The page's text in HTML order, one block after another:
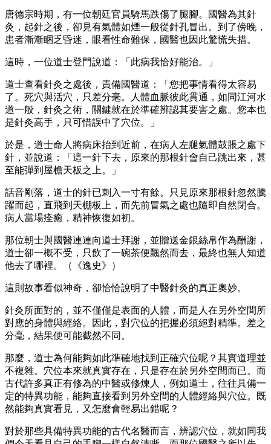
唐德宗時期，有一位朝廷官員騎馬跌傷了腿腳。國醫為其針
灸，起針之後，卻見有氣體如煙一般從針孔冒出。到了傍晚，
患者漸漸睏乏昏迷，眼看性命難保，國醫也因此驚慌失措。
這時，一位道士登門說道：「此病我恰好能治。」
道士查看針灸之處後，責備國醫道：「您把事情看得太容易
了。死穴與活穴，只差分毫。人體血脈彼此貫通，如同江河水
道一般，針灸之術，關鍵就在於準確辨認其要害之處。您本也
是針灸高手，只可惜誤中了穴位。」
於是，道士命人將病床抬到近前，在病人左腿氣體鼓脹之處下
針，並說道：「這一針下去，原來的那根針會自己跳出來，甚
至能彈到屋檐天板之上。」
話音剛落，道士的針已刺入一寸有餘。只見原來那根針忽然騰
躍而起，直飛到天棚板上，而先前冒氣之處也隨即自然閉合。
病人當場痊癒，精神恢復如初。
那位朝士與國醫連連向道士拜謝，並贈送金銀絲帛作為酬謝，
道士卻一概不受，只飲了一碗茶便飄然而去，最終也無人知道
他去了哪裡。（《逸史》）
這則故事看似神奇，卻恰恰說明了中醫針灸的真正奧妙。
針灸所面對的，並不僅僅是表面的人體，而是人在另外空間所
對應的身體與經絡。因此，對穴位的把握必須絕對精準。差之
分毫，結果便可能截然不同。
那麼，道士為何能夠如此準確地找到正確穴位呢？其實道理並
不複雜。穴位本來就真實存在，只是存在於另外空間而已。而
古代許多真正有修為的中醫或修煉人，例如道士，往往具備一
定的特異功能，能夠直接看到另外空間的人體經絡與穴位。既
然能夠真實看見，又怎麼會輕易出錯呢？
對於那些具備特異功能的古代名醫而言，辨認穴位，就如同我